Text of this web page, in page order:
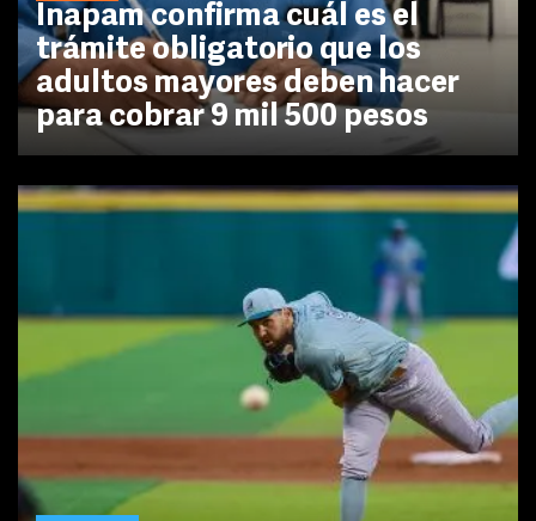
Inapam confirma cuál es el
trámite obligatorio que los
adultos mayores deben hacer
para cobrar 9 mil 500 pesos